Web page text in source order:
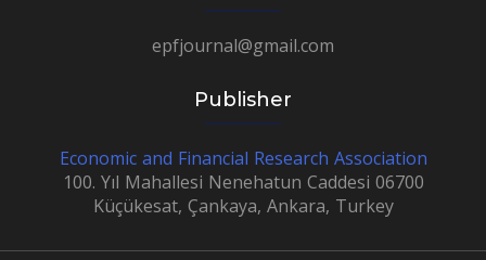
epfjournal@gmail.com
Publisher
Economic and Financial Research Association
100. Yıl Mahallesi Nenehatun Caddesi 06700
Küçükesat, Çankaya, Ankara, Turkey